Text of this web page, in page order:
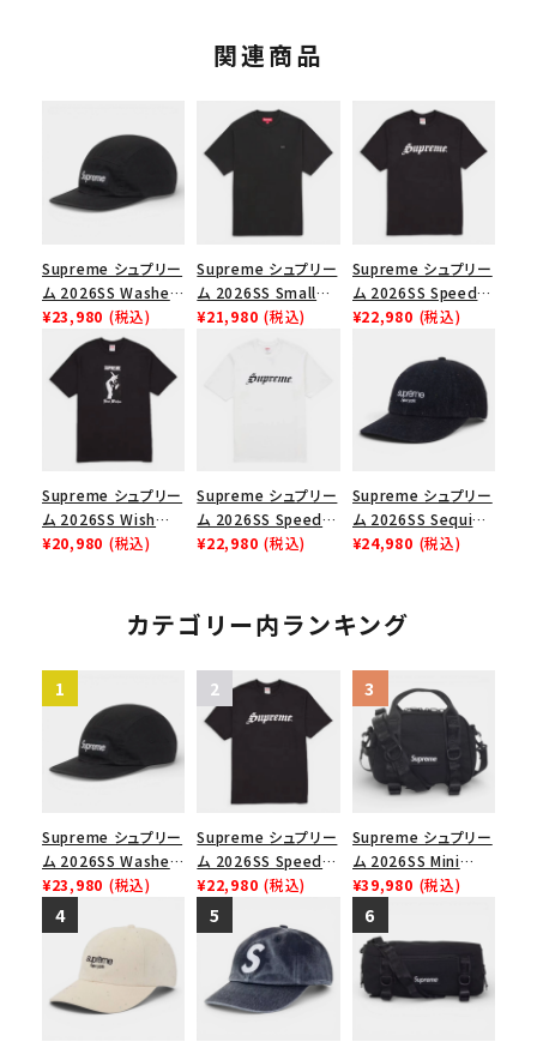
関連商品
Supreme シュプリー
ム 2026SS Washed
Chino Twill Camp
Cap ウォッシュド チ
ノツイル キャンプキャ
ップ ブラック
¥23,980 (税込)
Supreme シュプリー
ム 2026SS Small
Box Tee スモールボ
¥21,980 (税込)
Supreme シュプリー
ム 2026SS Speed
Tee スピードTシャツ
¥22,980 (税込)
Supreme シュプリー
ム 2026SS Wish
Tee ウィッシュTシ
¥20,980 (税込)
Supreme シュプリー
ム 2026SS Speed
Tee スピードTシャツ
¥22,980 (税込)
Supreme シュプリー
ム 2026SS Sequin
Denim Classic
シックロゴ 6パネルキ
ャップ ブラック
¥24,980 (税込)
カテゴリー内ランキング
Supreme シュプリー
ム 2026SS Washed
Chino Twill Camp
Cap ウォッシュド チ
ノツイル キャンプキャ
ップ ブラック
¥23,980 (税込)
Supreme シュプリー
ム 2026SS Speed
Tee スピードTシャツ
ブラック
¥22,980 (税込)
Supreme シュプリー
ム 2026SS Mini
Duffle Bag ミニダッ
フルバッグ ブラック
¥39,980 (税込)